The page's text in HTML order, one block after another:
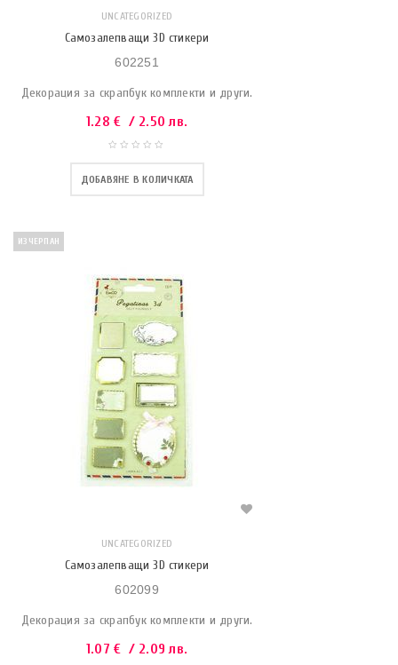
UNCATEGORIZED
Самозалепващи 3D стикери
602251
Декорация за скрапбук комплекти и други.
1.28€ / 2.50 лв.
ДОБАВЯНЕ В КОЛИЧКАТА
ИЗЧЕРПАН
UNCATEGORIZED
Самозалепващи 3D стикери
602099
Декорация за скрапбук комплекти и други.
1.07€ / 2.09 лв.